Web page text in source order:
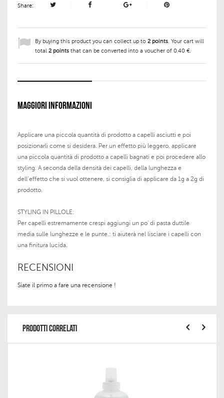
Share:
By buying this product you can collect up to 2 points. Your cart will
total 2 points that can be converted into a voucher of 0,40 €.
MAGGIORI INFORMAZIONI
Applicare una piccola quantità di prodotto a capelli asciutti e poi
posizionarli come si desidera. Per un effetto più leggero, applicare
una piccola quantità di prodotto a capelli bagnati e poi procedere allo
styling. A seconda della densità dei capelli, della lunghezza e
dell’effetto che si vuol ottenere, si consiglia di applicare da 1g a 2g di
prodotto.
STYLING IN PILLOLE:
Per capelli estremamente crespi aggiungi un po' di pasta duttile
media sulle lunghezze e le punte.: ti aiuterà nel lisciare i capelli con
una finitura lucida.
RECENSIONI
Siate il primo a fare una recensione !
PRODOTTI CORRELATI